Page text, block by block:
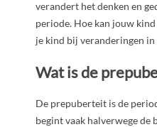
verandert het denken en
periode. Hoe kan jouw
je kind bij veranderingen
Wat is de
De prepuberteit is de
begint vaak halverwege de